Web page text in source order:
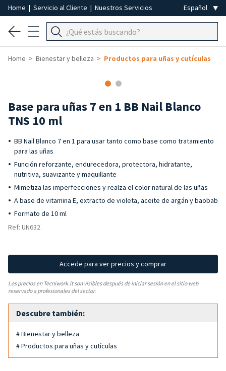
Home | Servicio al Cliente | Nuestros Servicios
Home Bienestar y belleza Productos para uñas y cutículas
Base para uñas 7 en 1 BB Nail Blanco
TNS 10 ml
BB Nail Blanco 7 en 1 para usar tanto como base como tratamiento
para las uñas
Función reforzante, endurecedora, protectora, hidratante,
nutritiva, suavizante y maquillante
Mimetiza las imperfecciones y realza el color natural de las uñas
A base de vitamina E, extracto de violeta, aceite de argán y baobab
Formato de 10 ml
Ref: UN632
Accede para ver precios y comprar
Los precios en Tecniwork.it son visibles después de iniciar sesión en el sitio web
reservado a profesionales del sector.
Descubre también:
# Bienestar y belleza
# Productos para uñas y cutículas